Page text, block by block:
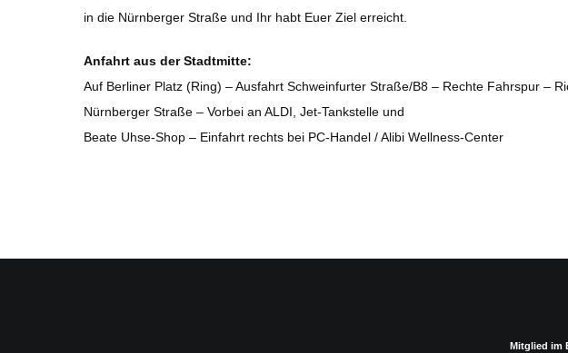
in die Nürnberger Straße und Ihr habt Euer Ziel erreicht.
Anfahrt aus der Stadtmitte:
Auf Berliner Platz (Ring) – Ausfahrt Schweinfurter Straße/B8 – Rechte Fahrspur –
Nürnberger Straße – Vorbei an ALDI, Jet-Tankstelle und
Beate Uhse-Shop – Einfahrt rechts bei PC-Handel / Alibi Wellness-Center
Mitglied im